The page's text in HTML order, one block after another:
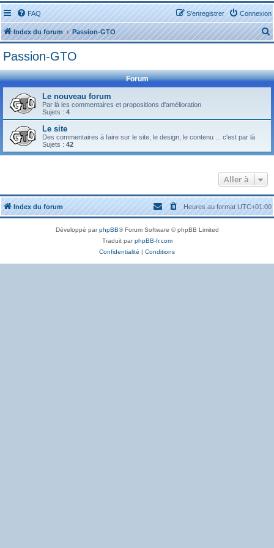
FAQ Connexion
S’enregistrer
Index du forum Passion-GTO
e
h
Passion-GTO
Forum
Le nouveau forum
Par là les commentaires et propositions d'amélioration
Sujets : 4
Le site
Des commentaires à faire sur le site, le design, le contenu ... c'est par là
Sujets : 42
Aller à
Index du forum Heures au formatUTC+01:00
Développé parphpBB® Forum Software © phpBB Limited
Traduit parphpBB-fr.com
Confidentialité | Conditions